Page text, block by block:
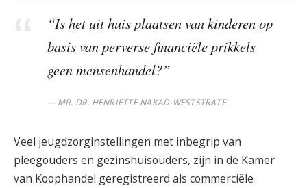
“Is het uit huis plaatsen van kinderen op
basis van perverse financiële prikkels
geen mensenhandel?”
MR. DR. HENRIËTTE NAKAD-WESTSTRATE
Veel jeugdzorginstellingen met inbegrip van
pleegouders en gezinshuisouders, zijn in de Kamer
van Koophandel geregistreerd als commerciële